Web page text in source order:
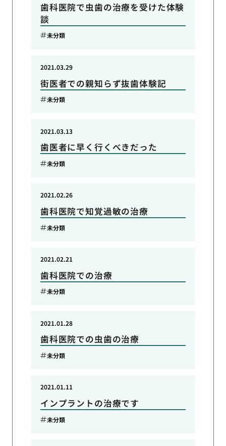
歯科医院で虫歯の治療を受けた体験
談
未分類
街医者での親知らず抜歯体験記
2021.03.29
未分類
歯医者に早く行くべきだった
2021.03.13
未分類
歯科医院で知覚過敏の治療
2021.02.26
未分類
歯科医院での治療
2021.02.21
未分類
歯科医院での虫歯の治療
2021.01.28
未分類
インプラントの治療です
2021.01.11
未分類